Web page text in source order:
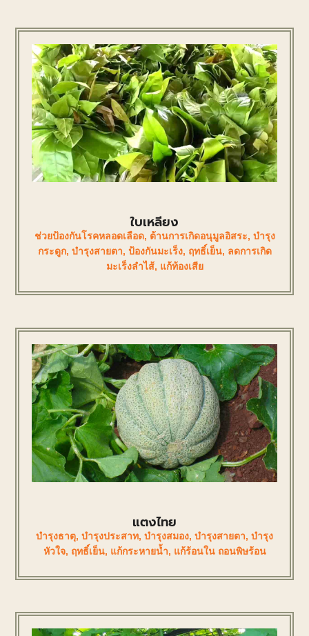
ใบเหลียง
ช่วยป้องกันโรคหลอดเลือด, ต้านการเกิดอนุมูลอิสระ, บำรุง
กระดูก, บำรุงสายตา, ป้องกันมะเร็ง, ฤทธิ์เย็น, ลดการเกิด
มะเร็งลำไส้, แก้ท้องเสีย
แตงไทย
บำรุงธาตุ, บำรุงประสาท, บำรุงสมอง, บำรุงสายตา, บำรุง
หัวใจ, ฤทธิ์เย็น, แก้กระหายน้ำ, แก้ร้อนใน ถอนพิษร้อน